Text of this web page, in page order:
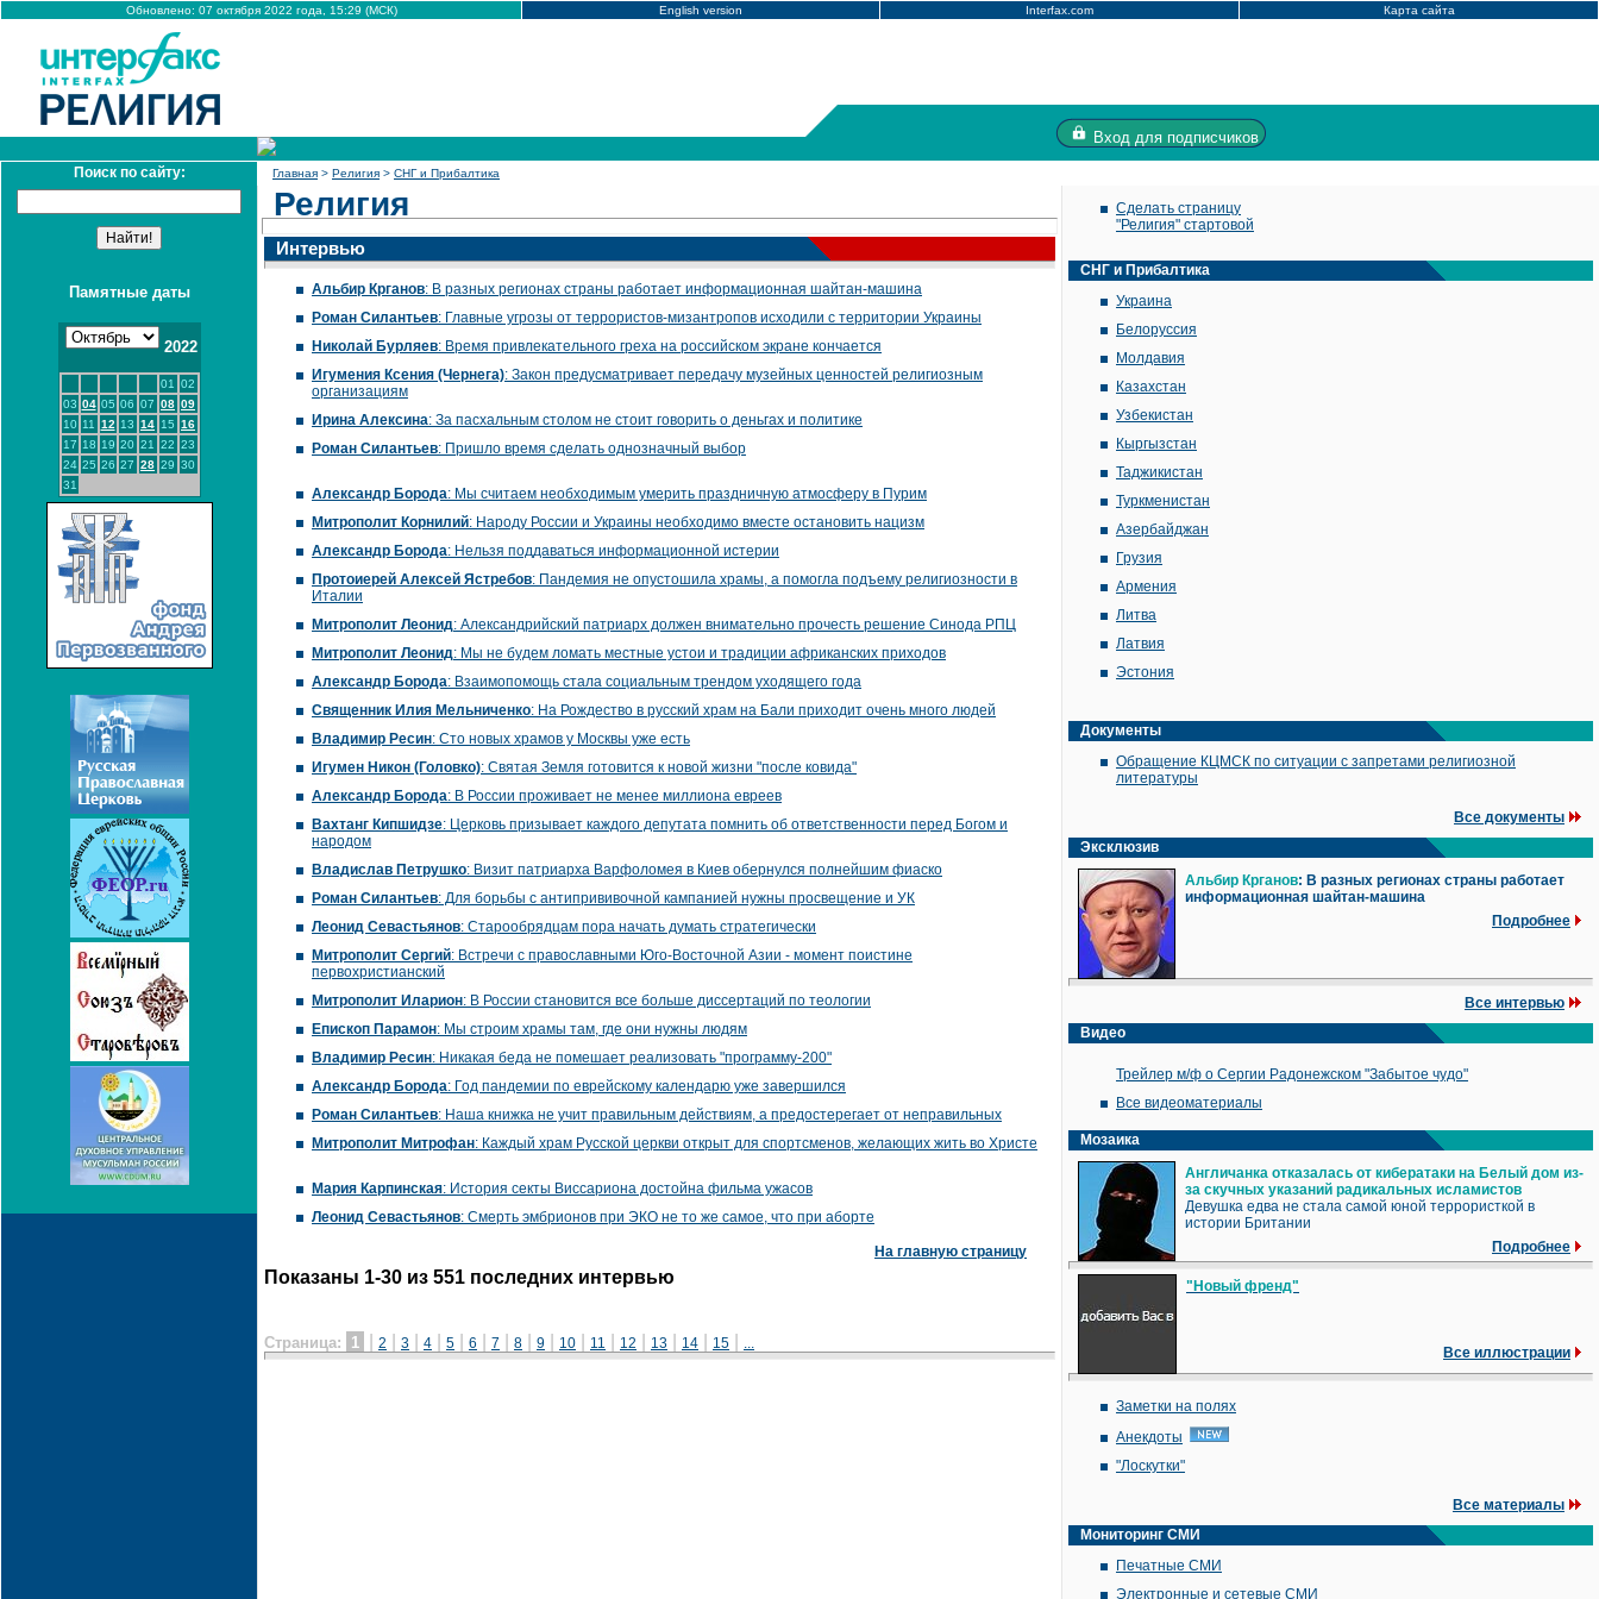
Обновлено: 07 октября 2022 года, 15:29 (МСК) English version Interfax.com Карта сайта
Вход для подписчиков
Поиск по сайту:
Памятные даты
2022
01
02
03 04 05 06 07 08 09
10 11 12 13 14 15 16
17 18 19 20 21 22 23
24 25 26 27 28 29 30
31
Главная > Религия > СНГ и Прибалтика
Религия
Интервью
Альбир Крганов: В разных регионах страны работает информационная шайтан-машина
Роман Силантьев: Главные угрозы от террористов-мизантропов исходили с территории Украины
Николай Бурляев: Время привлекательного греха на российском экране кончается
Игумения Ксения (Чернега): Закон предусматривает передачу музейных ценностей религиозным
организациям
Ирина Алексина: За пасхальным столом не стоит говорить о деньгах и политике
Роман Силантьев: Пришло время сделать однозначный выбор
Александр Борода: Мы считаем необходимым умерить праздничную атмосферу в Пурим
Митрополит Корнилий: Народу России и Украины необходимо вместе остановить нацизм
Александр Борода: Нельзя поддаваться информационной истерии
Протоиерей Алексей Ястребов: Пандемия не опустошила храмы, а помогла подъему религиозности в
Италии
Митрополит Леонид: Александрийский патриарх должен внимательно прочесть решение Синода РПЦ
Митрополит Леонид: Мы не будем ломать местные устои и традиции африканских приходов
Александр Борода: Взаимопомощь стала социальным трендом уходящего года
Священник Илия Мельниченко: На Рождество в русский храм на Бали приходит очень много людей
Владимир Ресин: Сто новых храмов у Москвы уже есть
Игумен Никон (Головко): Святая Земля готовится к новой жизни "после ковида"
Александр Борода: В России проживает не менее миллиона евреев
Вахтанг Кипшидзе: Церковь призывает каждого депутата помнить об ответственности перед Богом и
народом
Владислав Петрушко: Визит патриарха Варфоломея в Киев обернулся полнейшим фиаско
Роман Силантьев: Для борьбы с антипрививочной кампанией нужны просвещение и УК
Леонид Севастьянов: Старообрядцам пора начать думать стратегически
Митрополит Сергий: Встречи с православными Юго-Восточной Азии - момент поистине
первохристианский
Митрополит Иларион: В России становится все больше диссертаций по теологии
Епископ Парамон: Мы строим храмы там, где они нужны людям
Владимир Ресин: Никакая беда не помешает реализовать "программу-200"
Александр Борода: Год пандемии по еврейскому календарю уже завершился
Роман Силантьев: Наша книжка не учит правильным действиям, а предостерегает от неправильных
Митрополит Митрофан: Каждый храм Русской церкви открыт для спортсменов, желающих жить во Христе
Мария Карпинская: История секты Виссариона достойна фильма ужасов
Леонид Севастьянов: Смерть эмбрионов при ЭКО не то же самое, что при аборте
На главную страницу
Показаны 1-30 из 551 последних интервью
Страница: 1 2 3 4 5 6 7 8 9 10 11 12 13 14 15 ...
Сделать страницу
"Религия" стартовой
СНГ и Прибалтика
Украина
Белоруссия
Молдавия
Казахстан
Узбекистан
Кыргызстан
Таджикистан
Туркменистан
Азербайджан
Грузия
Армения
Литва
Латвия
Эстония
Документы
Обращение КЦМСК по ситуации с запретами религиозной
литературы
Все документы
Эксклюзив
Альбир Крганов: В разных регионах страны работает
информационная шайтан-машина
Подробнее
Все интервью
Видео
Трейлер м/ф о Сергии Радонежском "Забытое чудо"
Все видеоматериалы
Мозаика
Англичанка отказалась от кибератаки на Белый дом из-
за скучных указаний радикальных исламистов
Девушка едва не стала самой юной террористкой в
истории Британии
Подробнее
"Новый френд"
Все иллюстрации
Заметки на полях
Анекдоты
"Лоскутки"
Все материалы
Мониторинг СМИ
Печатные СМИ
Электронные и сетевые СМИ